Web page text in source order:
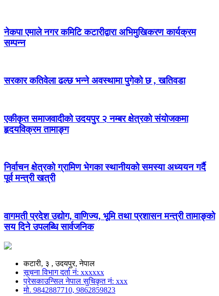
नेकपा एमाले नगर कमिटि कटारीद्वारा अभिमुखिकरण कार्यक्रम
सम्पन्न
सरकार कतिवेला ढल्छ भन्ने अवस्थामा पुगेको छ , खतिवडा
एकीकृत समाजवादीको उदयपुर २ नम्बर क्षेत्रको संयोजकमा
हृदयविक्रम तामाङ्ग
निर्वाचन क्षेत्रको ग्रामिण भेगका स्थानीयको समस्या अध्ययन गर्दै
पूर्व मन्त्री खत्री
वागमती प्रदेश उद्योग, वाणिज्य, भूमि तथा प्रशासन मन्त्री तामाङ्को
सय दिने उपलब्धि सार्वजनिक
कटारी, ३ , उदयपुर, नेपाल
सूचना विभाग दर्ता नं: xxxxxx
प्रेसकाउन्सिल नेपाल सुचिकृत नं: xxx
मो. 9842887710, 9862859823